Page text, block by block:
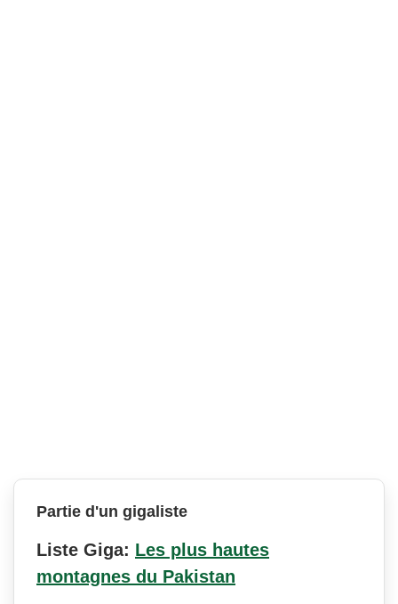
Partie d'un gigaliste
Liste Giga: Les plus hautes
montagnes du Pakistan